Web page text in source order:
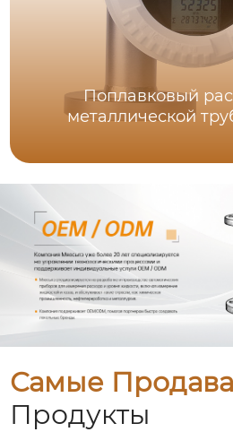
Поплавковый
металлической
Самые
Продукты